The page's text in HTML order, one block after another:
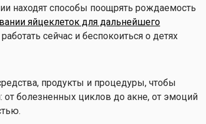
находят способы поощрять рождаемость
яйцеклеток для дальнейшего
сейчас и беспокоиться о детях
продукты и процедуры, чтобы
болезненных циклов до акне, от эмоций